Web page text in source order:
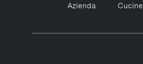
Azienda Cucine